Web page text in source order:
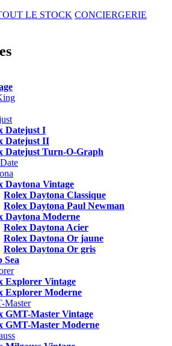
LE STOCK CONCIERGERIE
Datejust I
Datejust II
Datejust Turn-O-Graph
Daytona Vintage
Rolex Daytona Classique
Rolex Daytona Paul Newman
Daytona Moderne
Rolex Daytona Acier
Rolex Daytona Or jaune
Rolex Daytona Or gris
Sea
Explorer Vintage
Explorer Moderne
Master
GMT-Master Vintage
GMT-Master Moderne